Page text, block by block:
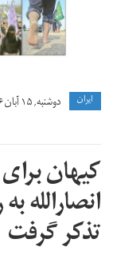
ايران دوشنبه, ۱۵ آبان ۱۳۹۶ ۲۱:۲۸
کیهان
تذکر گرفت